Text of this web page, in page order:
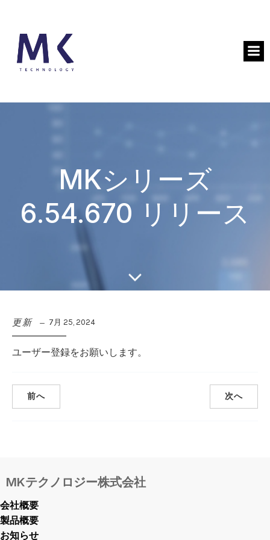
MKシリーズ
6.54.670 リリース
更新 7月 25, 2024
ユーザー登録をお願いします。
前へ 次へ
MKテクノロジー株式会社
会社概要
製品概要
お知らせ